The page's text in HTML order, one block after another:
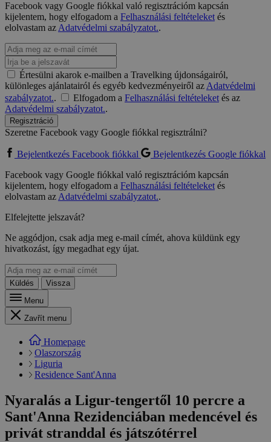
Facebook vagy Google fiókkal való regisztrációm kapcsán
kijelentem, hogy elfogadom a Felhasználási feltételeketés
elolvastam azAdatvédelmi szabályzatot..
Értesülni akarok e-mailben a Travelking újdonságairól,
különleges ajánlatairól és egyéb kedvezményeiről azAdatvédelmi
szabályzatot.. Elfogadom a Felhasználási feltételeketés az
Adatvédelmi szabályzatot..
Regisztráció
Szeretne Facebook vagy Google fiókkal regisztrálni?
Bejelentkezés Facebook fiókkal
Bejelentkezés Google fiókkal
Facebook vagy Google fiókkal való regisztrációm kapcsán
kijelentem, hogy elfogadom a Felhasználási feltételeketés
elolvastam azAdatvédelmi szabályzatot..
Elfelejtette jelszavát?
Ne aggódjon, csak adja meg e-mail címét, ahova küldünk egy
hivatkozást, így megadhat egy újat.
Küldés
Vissza
Menu
Zavřít menu
Homepage
Olaszország
Liguria
Residence Sant'Anna
Nyaralás a Ligur-tengertől 10 percre a
Sant'Anna Rezidenciában medencével és
privát stranddal és játszótérrel